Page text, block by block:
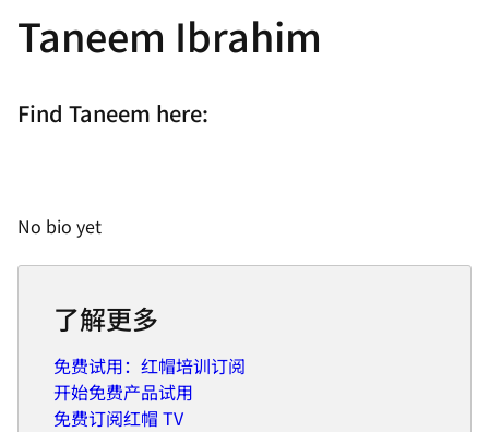
Taneem Ibrahim
Find Taneem here:
No bio yet
了解更多
免费试用：红帽培训订阅
开始免费产品试用
免费订阅红帽 TV